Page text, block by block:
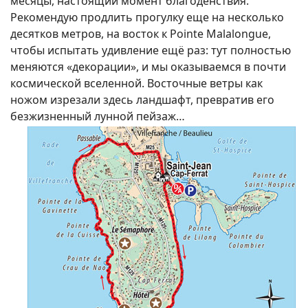
Рекомендую продлить прогулку еще на несколько
десятков метров, на восток к Pointe Malalongue,
чтобы испытать удивление ещё раз: тут полностью
меняются «декорации», и мы оказываемся в почти
космической вселенной. Восточные ветры как
ножом изрезали здесь ландшафт, превратив его
безжизненный лунной пейзаж…